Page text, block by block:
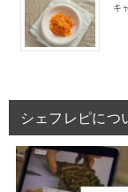
キ
シェフレピにつ